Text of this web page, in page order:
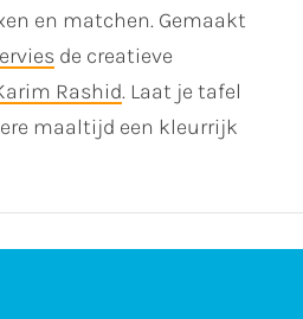
en matchen. Gemaakt
de creatieve
Rashid. Laat je tafel
maaltijd een kleurrijk